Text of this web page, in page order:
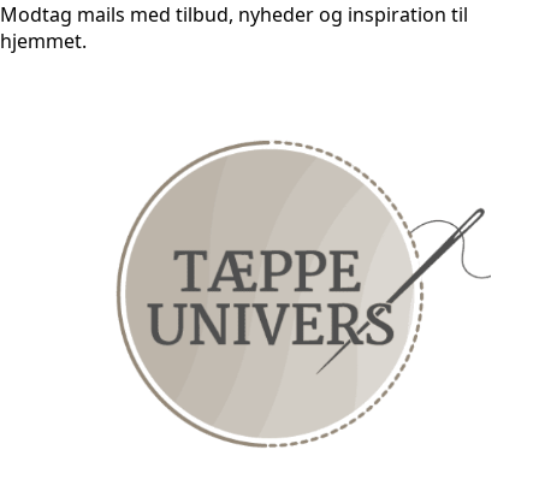
Modtag mails med tilbud, nyheder og inspiration til
hjemmet.